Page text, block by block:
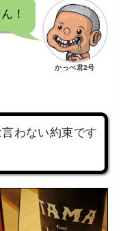
！
かっぺ君2号
わない約束です